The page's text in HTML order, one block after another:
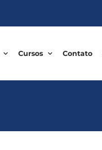
Cursos Contato